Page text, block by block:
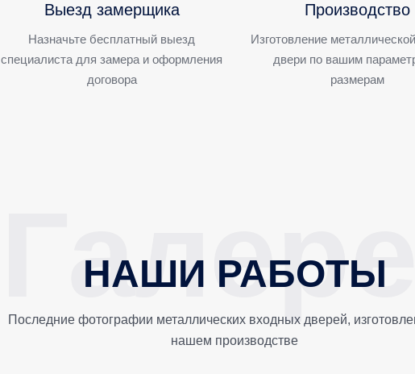
Выезд замерщика
Назначьте бесплатный выезд
специалиста для замера и оформления
договора
Производство
Изготовление
двери по вашим
размерам
НАШИ РАБОТЫ
Последние фотографии металлических входных дверей,
нашем производстве